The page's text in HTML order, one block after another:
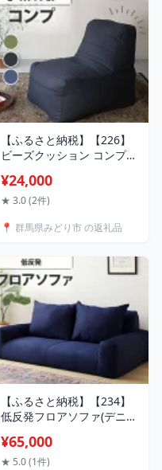
【ふるさと納税】【226】
ビーズクッション コンプ
離島】
¥24,000
★ 3.0 (2件)
📍 群馬県みどり市 の返礼品
【ふるさと納税】【234】
低反発フロアソファ(デニム
送不可地域：沖縄県、離
島】
¥65,000
★ 5.0 (1件)